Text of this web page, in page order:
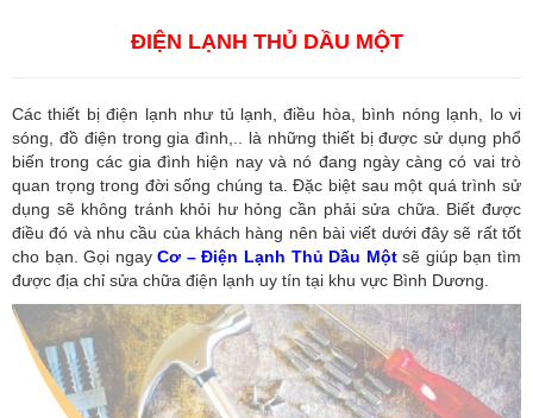
ĐIỆN LẠNH THỦ DẦU MỘT
Các thiết bị điện lạnh như tủ lạnh, điều hòa, bình nóng lạnh, lo vi
sóng, đồ điện trong gia đình,.. là những thiết bị được sử dụng phổ
biến trong các gia đình hiện nay và nó đang ngày càng có vai trò
quan trọng trong đời sống chúng ta. Đặc biệt sau một quá trình sử
dụng sẽ không tránh khỏi hư hỏng cần phải sửa chữa. Biết được
điều đó và nhu cầu của khách hàng nên bài viết dưới đây sẽ rất tốt
cho bạn. Gọi ngayCơ – Điện Lạnh Thủ Dầu Một sẽ giúp bạn tìm
được địa chỉ sửa chữa điện lạnh uy tín tại khu vực Bình Dương.